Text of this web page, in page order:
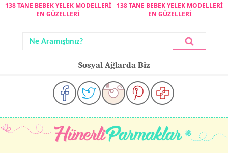
138 TANE BEBEK YELEK MODELLERİ
EN GÜZELLERİ
138 TANE BEBEK YELEK MODELLERİ
EN GÜZELLERİ
Sosyal Ağlarda Biz